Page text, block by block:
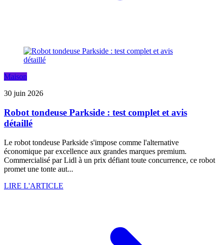
Maison
30 juin 2026
Robot tondeuse Parkside : test complet et avis
détaillé
Le robot tondeuse Parkside s'impose comme l'alternative
économique par excellence aux grandes marques premium.
Commercialisé par Lidl à un prix défiant toute concurrence, ce robot
promet une tonte aut...
LIRE L'ARTICLE